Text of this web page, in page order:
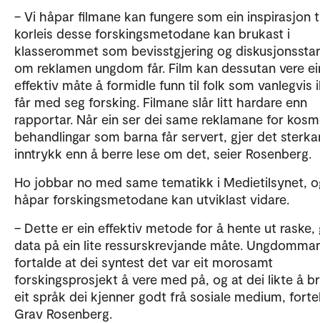
– Vi håpar filmane kan fungere som ein inspirasjon
korleis desse forskingsmetodane kan brukast i
klasserommet som bevisstgjering og
om reklamen ungdom får. Film kan dessutan vere
effektiv måte å formidle funn til folk som vanlegvis
får med seg forsking. Filmane slår litt hardare enn
rapportar. Når ein ser dei same reklamane for
behandlingar som barna får servert, gjer det
inntrykk enn å berre lese om det, seier Rosenberg.
Ho jobbar no med same tematikk i Medietilsynet,
håpar forskingsmetodane kan utviklast vidare.
– Dette er ein effektiv metode for å hente ut raske,
data på ein lite ressurskrevjande måte.
fortalde at dei syntest det var eit morosamt
forskingsprosjekt å vere med på, og at dei likte å
eit språk dei kjenner godt frå sosiale medium,
Grav Rosenberg.